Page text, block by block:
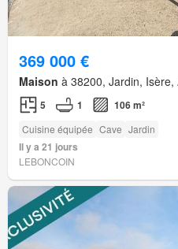
369 000 €
Maison à 38200, Jardin,
5 1 106 m²
Cuisine équipée Cave Jardin
Il y a 21 jours
LEBONCOIN